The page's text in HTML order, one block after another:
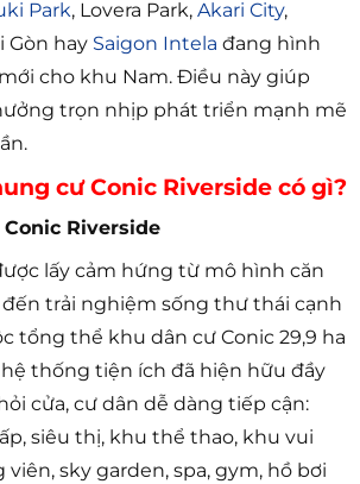
Park, Lovera Park, Akari City,
Gòn hay Saigon Intela đang hình
cho khu Nam. Điều này giúp
trọn nhịp phát triển mạnh mẽ
cư Conic Riverside có gì?
Riverside
lấy cảm hứng từ mô hình căn
trải nghiệm sống thư thái cạnh
tổng thể khu dân cư Conic 29,9 ha
thống tiện ích đã hiện hữu đầy
cửa, cư dân dễ dàng tiếp cận:
siêu thị, khu thể thao, khu vui
sky garden, spa, gym, hồ bơi